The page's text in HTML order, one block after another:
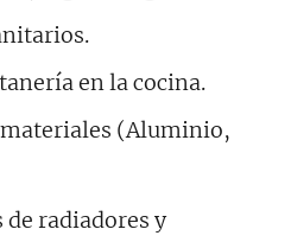
en la cocina.
(Aluminio,
radiadores y